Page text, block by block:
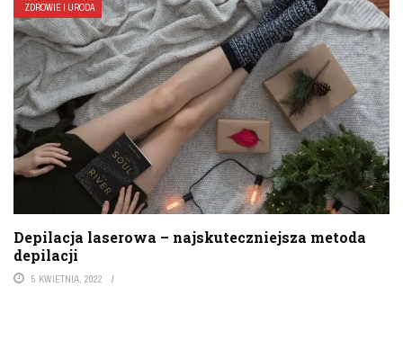
ZDROWIE I URODA
Depilacja laserowa – najskuteczniejsza metoda
depilacji
5 KWIETNIA, 2022